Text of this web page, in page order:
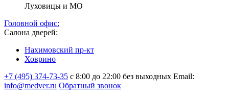
Луховицы и МО
Головной офис:
Салона дверей:
Нахимовский пр-кт
Ховрино
+7 (495) 374-73-35 с 8:00 до 22:00 без выходных Email:
info@medver.ru Обратный звонок